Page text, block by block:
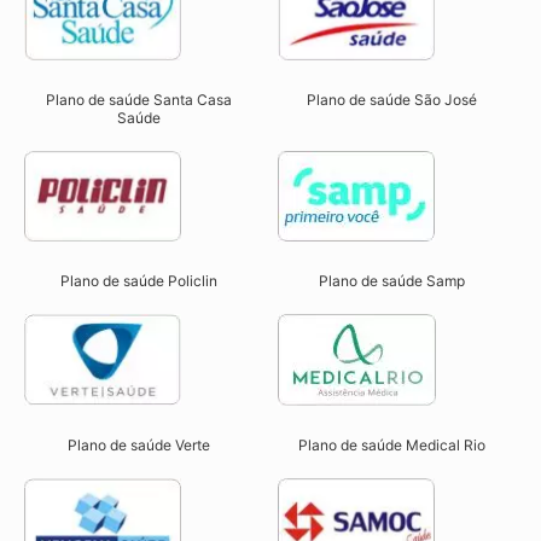
Plano de saúde Santa Casa
Saúde
Plano de saúde São José
Plano de saúde Policlin Plano de saúde Samp
Plano de saúde Verte Plano de saúde Medical Rio